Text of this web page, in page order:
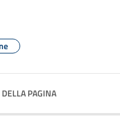
PAGINA